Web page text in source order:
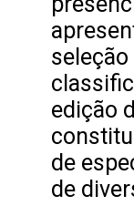
edição
de
de